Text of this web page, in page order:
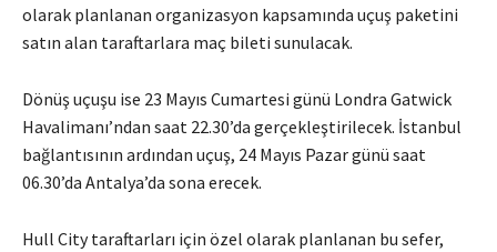
olarak planlanan organizasyon kapsamında uçuş paketini
satın alan taraftarlara maç bileti sunulacak.
Dönüş uçuşu ise 23 Mayıs Cumartesi günü Londra Gatwick
Havalimanı’ndan saat 22.30’da gerçekleştirilecek. İstanbul
bağlantısının ardından uçuş, 24 Mayıs Pazar günü saat
06.30’da Antalya’da sona erecek.
Hull City taraftarları için özel olarak planlanan bu sefer,